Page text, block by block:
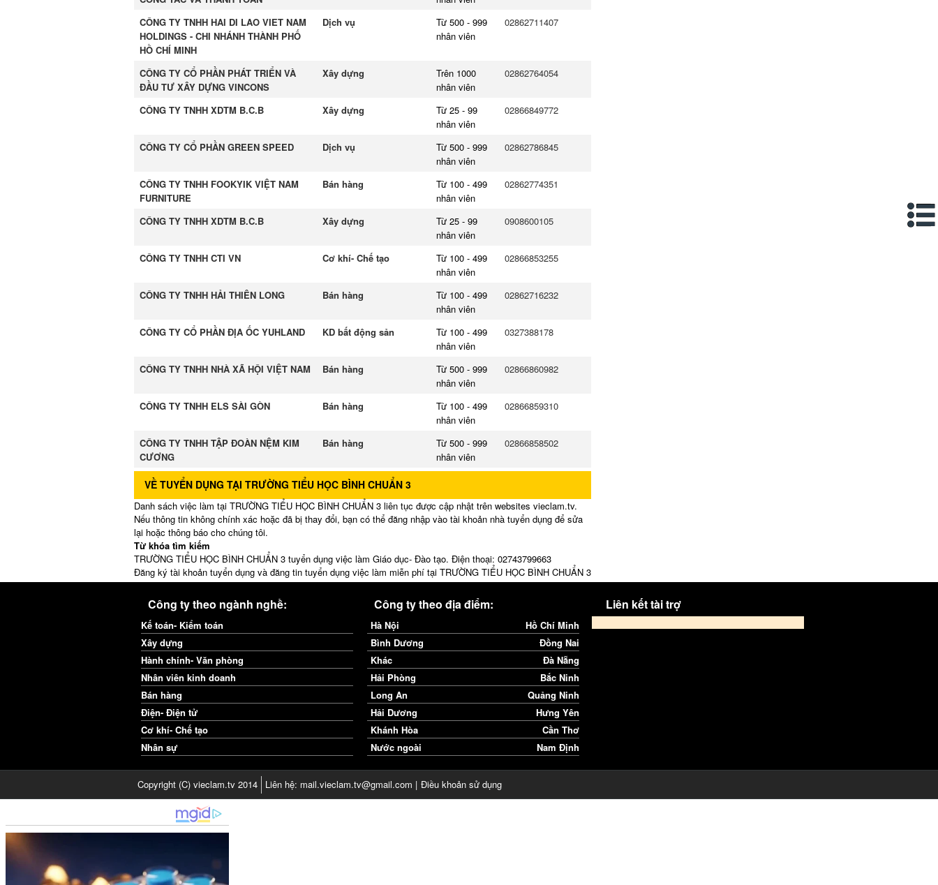
CÔNG TY TNHH HAI DI LAO VIET NAM
HOLDINGS - CHI NHÁNH THÀNH PHỐ
HỒ CHÍ MINH
Dịch vụ
Từ 500 - 999
nhân viên
02862711407
CÔNG TY CỔ PHẦN PHÁT TRIỂN VÀ
ĐẦU TƯ XÂY DỰNG VINCONS
Xây dựng
Trên 1000
nhân viên
02862764054
CÔNG TY TNHH XDTM B.C.B Xây dựng
Từ 25 - 99
nhân viên
02866849772
CÔNG TY CỔ PHẦN GREEN SPEED Dịch vụ
Từ 500 - 999
nhân viên
02862786845
CÔNG TY TNHH FOOKYIK VIỆT NAM
FURNITURE
Bán hàng
Từ 100 - 499
nhân viên
02862774351
CÔNG TY TNHH XDTM B.C.B Xây dựng
Từ 25 - 99
nhân viên
0908600105
CÔNG TY TNHH CTI VN Cơ khí- Chế tạo
Từ 100 - 499
nhân viên
02866853255
CÔNG TY TNHH HẢI THIÊN LONG Bán hàng
Từ 100 - 499
nhân viên
02862716232
CÔNG TY CỔ PHẦN ĐỊA ỐC YUHLAND KD bất động sản
Từ 100 - 499
nhân viên
0327388178
CÔNG TY TNHH NHÀ XÃ HỘI VIỆT NAM Bán hàng
Từ 500 - 999
nhân viên
02866860982
CÔNG TY TNHH ELS SÀI GÒN Bán hàng
Từ 100 - 499
nhân viên
02866859310
CÔNG TY TNHH TẬP ĐOÀN NỆM KIM
CƯƠNG
Bán hàng
Từ 500 - 999
nhân viên
02866858502
VỀ TUYỂN DỤNG TẠI TRƯỜNG TIỂU HỌC BÌNH CHUẨN 3
Danh sách việc làm tại TRƯỜNG TIỂU HỌC BÌNH CHUẨN 3 liên tục được cập nhật trên websites vieclam.tv.
Nếu thông tin không chính xác hoặc đã bị thay đổi, bạn có thể đăng nhập vào tài khoản nhà tuyển dụng để sửa
lại hoặc thông báo cho chúng tôi.
Từ khóa tìm kiếm
TRƯỜNG TIỂU HỌC BÌNH CHUẨN 3 tuyển dụng việc làm Giáo dục- Đào tạo. Điện thoại: 02743799663
Đăng ký tài khoản tuyển dụng và đăng tin tuyển dụng việc làm miễn phí tại TRƯỜNG TIỂU HỌC BÌNH CHUẨN 3
Công ty theo ngành nghề:
Kế toán- Kiểm toán
Xây dựng
Hành chính- Văn phòng
Nhân viên kinh doanh
Bán hàng
Điện- Điện tử
Cơ khí- Chế tạo
Nhân sự
Công ty theo địa điểm:
Hà Nội
Hồ Chí Minh
Bình Dương
Đồng Nai
Khác
Đà Nẵng
Hải Phòng
Bắc Ninh
Long An
Quảng Ninh
Hải Dương
Hưng Yên
Khánh Hòa
Cần Thơ
Nước ngoài
Nam Định
Liên kết tài trợ
Copyright (C) vieclam.tv 2014 Liên hệ: mail.vieclam.tv@gmail.com | Điều khoản sử dụng